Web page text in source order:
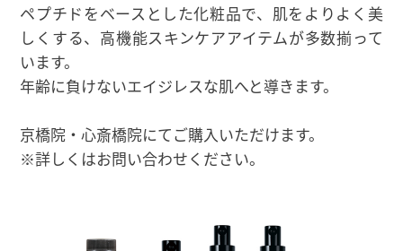
ペプチドをベースとした化粧品で、肌をよりよく美
しくする、高機能スキンケアアイテムが多数揃って
います。
年齢に負けないエイジレスな肌へと導きます。
京橋院・心斎橋院にてご購入いただけます。
※詳しくはお問い合わせください。